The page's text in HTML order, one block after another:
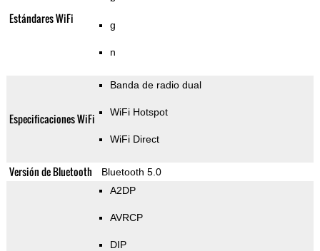
Estándares WiFi g
n
Especificaciones WiFi
Banda de radio dual
WiFi Hotspot
WiFi Direct
Versión de Bluetooth Bluetooth 5.0
A2DP
AVRCP
DIP